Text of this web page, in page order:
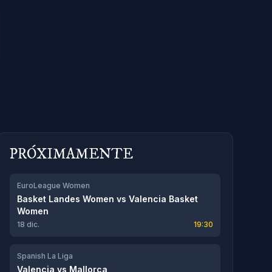
PRÓXIMAMENTE
EuroLeague Women
Basket Landes Women vs Valencia Basket
Women
18 dic. 19:30
Spanish La Liga
Valencia vs Mallorca